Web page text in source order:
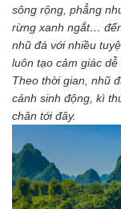
sông rộng, phẳng
rừng xanh ngắt…
nhũ đá với nhiều
luôn tạo cảm giác
Theo thời gian, nhũ
cảnh sinh động, kì
chân tới đây.